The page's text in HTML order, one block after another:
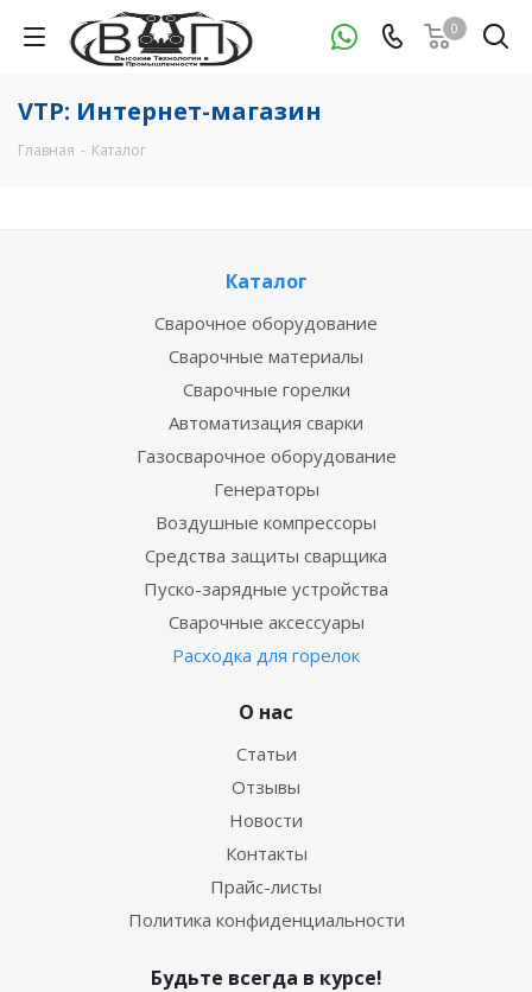
0
VTP: Интернет-магазин
Главная - Каталог
Каталог
Сварочное оборудование
Сварочные материалы
Сварочные горелки
Автоматизация сварки
Газосварочное оборудование
Генераторы
Воздушные компрессоры
Средства защиты сварщика
Пуско-зарядные устройства
Сварочные аксессуары
Расходка для горелок
О нас
Статьи
Отзывы
Новости
Контакты
Прайс-листы
Политика конфиденциальности
Будьте всегда в курсе!